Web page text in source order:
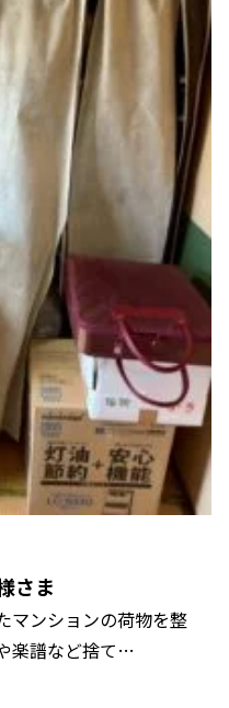
さま
マンションの荷物を整
楽譜など捨て…